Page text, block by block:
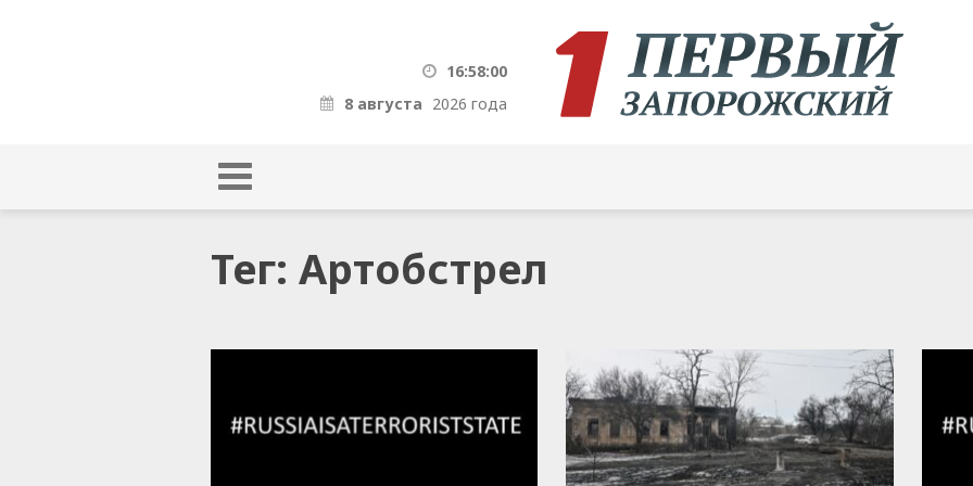
16:58:01
8 августа 2026 года
Тег: Артобстрел